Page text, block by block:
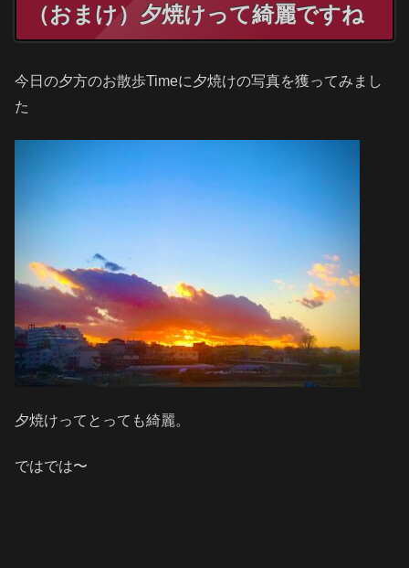
（おまけ）夕焼けって綺麗ですね
今日の夕方のお散歩Timeに夕焼けの写真を獲ってみまし
た
夕焼けってとっても綺麗。
ではでは〜